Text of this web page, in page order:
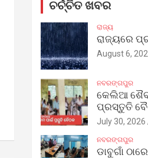
ଚର୍ଚ୍ଚିତ ଖବର
ରାଜ୍ୟ
ରାଜ୍ୟରେ
August 6,
ନବରଙ୍ଗପୁର
କେଲିଆ
ପ୍ରସ୍ତୁତି
July 30, 2026
ନବରଙ୍ଗପୁର
ଡାବୁଗାଁ